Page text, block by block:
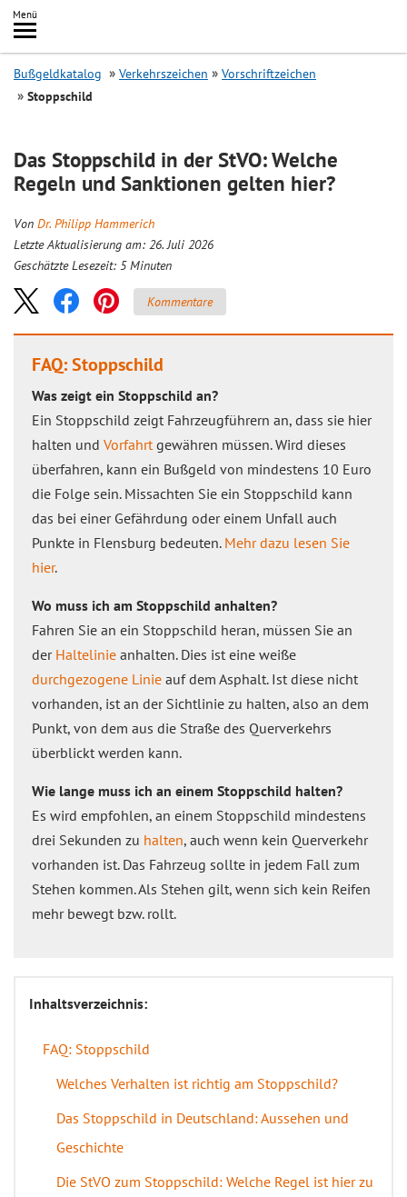
Inhalt
springen
Menü
Search
Bußgeldkatalog Verkehrszeichen
Vorschriftzeichen
Stoppschild
Das Stoppschild in der StVO: Welche
Regeln und Sanktionen gelten hier?
Von Dr. Philipp Hammerich
Letzte Aktualisierung am: 26. Juli 2026
Geschätzte Lesezeit: 5 Minuten
Kommentare
FAQ: Stoppschild
Was zeigt ein Stoppschild an?
Ein Stoppschild zeigt Fahrzeugführern an, dass sie hier
halten und Vorfahrtgewähren müssen. Wird dieses
überfahren, kann ein Bußgeld von mindestens 10 Euro
die Folge sein. Missachten Sie ein Stoppschild kann
das bei einer Gefährdung oder einem Unfall auch
Punkte in Flensburg bedeuten. Mehr dazu lesen Sie
hier.
Wo muss ich am Stoppschild anhalten?
Fahren Sie an ein Stoppschild heran, müssen Sie an
der Haltelinie anhalten. Dies ist eine weiße
durchgezogene Linie auf dem Asphalt. Ist diese nicht
vorhanden, ist an der Sichtlinie zu halten, also an dem
Punkt, von dem aus die Straße des Querverkehrs
überblickt werden kann.
Wie lange muss ich an einem Stoppschild halten?
Es wird empfohlen, an einem Stoppschild mindestens
drei Sekunden zu halten, auch wenn kein Querverkehr
vorhanden ist. Das Fahrzeug sollte in jedem Fall zum
Stehen kommen. Als Stehen gilt, wenn sich kein Reifen
mehr bewegt bzw. rollt.
Inhaltsverzeichnis:
FAQ: Stoppschild
Welches Verhalten ist richtig am Stoppschild?
Das Stoppschild in Deutschland: Aussehen und
Geschichte
Die StVO zum Stoppschild: Welche Regel ist hier zu